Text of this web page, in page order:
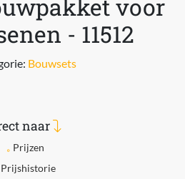
voor
- 11512
Bouwsets
naar
Prijzen
Prijshistorie